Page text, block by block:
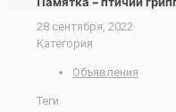
28 сентября, 2022
Категория
Объявления
Теги